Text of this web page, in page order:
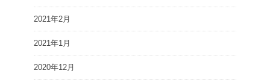
2021年2月
2021年1月
2020年12月